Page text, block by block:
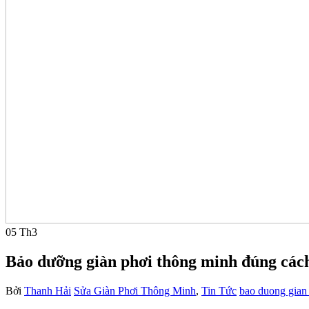
05 Th3
Bảo dưỡng giàn phơi thông minh đúng
Bởi Thanh Hải Sửa Giàn Phơi Thông Minh, Tin Tức bao duong